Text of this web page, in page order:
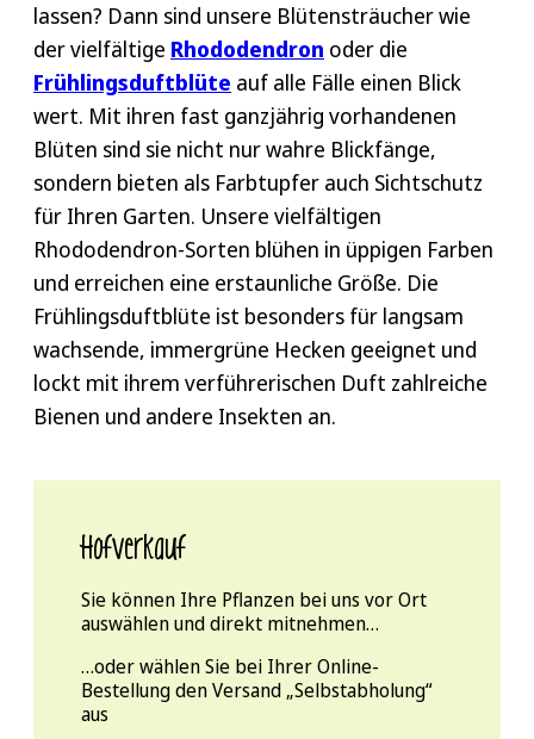
lassen? Dann sind unsere Blütensträucher wie
der vielfältige Rhododendron oder die
Frühlingsduftblüte auf alle Fälle einen Blick
wert. Mit ihren fast ganzjährig vorhandenen
Blüten sind sie nicht nur wahre Blickfänge,
sondern bieten als Farbtupfer auch Sichtschutz
für Ihren Garten. Unsere vielfältigen
Rhododendron-Sorten blühen in üppigen Farben
und erreichen eine erstaunliche Größe. Die
Frühlingsduftblüte ist besonders für langsam
wachsende, immergrüne Hecken geeignet und
lockt mit ihrem verführerischen Duft zahlreiche
Bienen und andere Insekten an.
Hofverkauf
Sie können Ihre Pflanzen bei uns vor Ort
auswählen und direkt mitnehmen…
…oder wählen Sie bei Ihrer Online-
Bestellung den Versand „Selbstabholung“
aus